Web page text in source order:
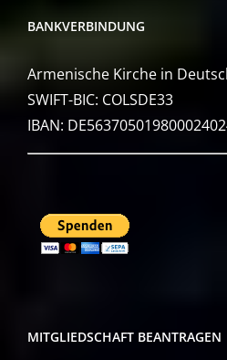
BANKVERBINDUNG
Armenische Kirche in
SWIFT-BIC: COLSDE33
IBAN:
MITGLIEDSCHAFT BEANTRAGEN